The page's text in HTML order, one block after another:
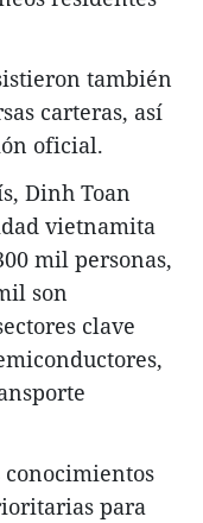
también
carteras, así
oficial.
Dinh Toan
vietnamita
mil personas,
son
clave
conocimientos
para